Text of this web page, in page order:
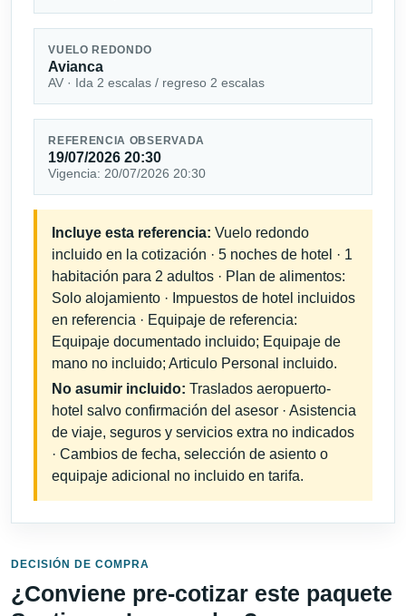
VUELO REDONDO
Avianca
AV · Ida 2 escalas / regreso 2 escalas
REFERENCIA OBSERVADA
19/07/2026 20:30
Vigencia: 20/07/2026 20:30
Incluye esta referencia: Vuelo redondo
incluido en la cotización · 5 noches de hotel · 1
habitación para 2 adultos · Plan de alimentos:
Solo alojamiento · Impuestos de hotel incluidos
en referencia · Equipaje de referencia:
Equipaje documentado incluido; Equipaje de
mano no incluido; Articulo Personal incluido.
No asumir incluido: Traslados aeropuerto-
hotel salvo confirmación del asesor · Asistencia
de viaje, seguros y servicios extra no indicados
· Cambios de fecha, selección de asiento o
equipaje adicional no incluido en tarifa.
DECISIÓN DE COMPRA
¿Conviene pre-cotizar este paquete